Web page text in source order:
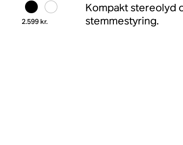
2.599 kr.
Kompakt stereolyd
stemmestyring.